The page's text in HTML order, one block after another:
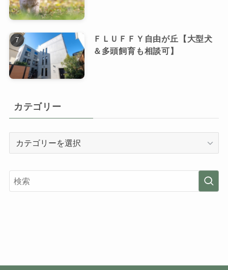
ＦＬＵＦＦＹ自由が丘【大型犬
＆多頭飼育も相談可】
カテゴリー
リ
ー